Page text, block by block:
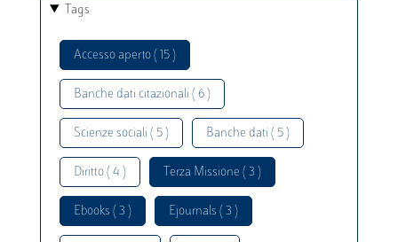
Tags
Accesso aperto ( 15 )
Banche dati citazionali ( 6 )
Scienze sociali ( 5 ) Banche dati ( 5 )
Diritto ( 4 ) Terza Missione ( 3 )
Ebooks ( 3 ) Ejournals ( 3 )